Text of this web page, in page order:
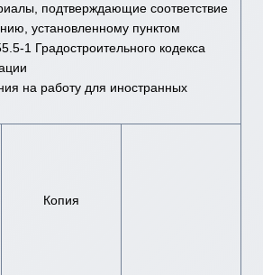
подтверждающие соответствие
установленному пунктом
1 Градостроительного кодекса
на работу для иностранных
Копия